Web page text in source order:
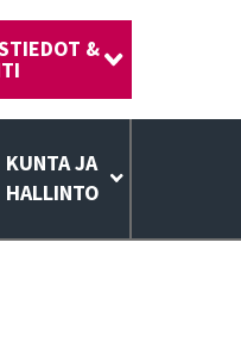
&
KUNTA JA
HALLINTO